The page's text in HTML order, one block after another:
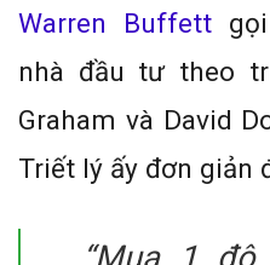
Warren Buffett
nhà đầu tư theo
Graham và David
Triết lý ấy đơn giản